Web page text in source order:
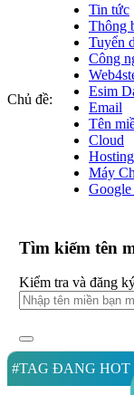
Chủ đề:
Tin tức
Thông
Tuyển
Công
Esim
Email
Tên
Cloud
Hosting
Máy
Google
Tìm kiếm tên
Kiểm tra và đăng
#TAG ĐANG HOT